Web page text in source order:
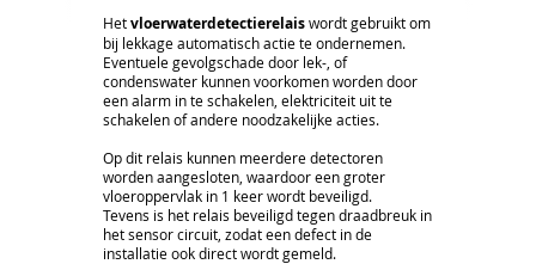
Hetvloerwaterdetectierelaiswordt gebruikt om
bij lekkage automatisch actie te ondernemen.
Eventuele gevolgschade door lek-, of
condenswater kunnen voorkomen worden door
een alarm in te schakelen, elektriciteit uit te
schakelen of andere noodzakelijke acties.
Op dit relais kunnen meerdere detectoren
worden aangesloten, waardoor een groter
vloeroppervlak in 1 keer wordt beveiligd.
Tevens is het relais beveiligd tegen draadbreuk in
het sensor circuit, zodat een defect in de
installatie ook direct wordt gemeld.